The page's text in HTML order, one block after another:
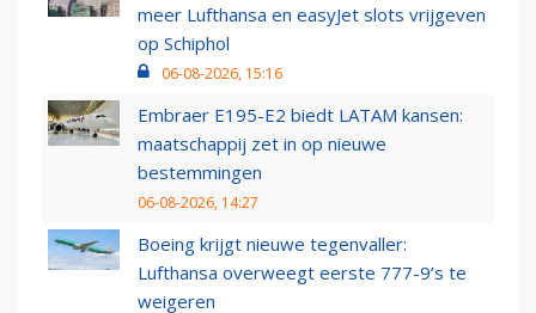
meer Lufthansa en easyJet slots vrijgeven
op Schiphol
06-08-2026, 15:16
Embraer E195-E2 biedt LATAM kansen:
maatschappij zet in op nieuwe
bestemmingen
06-08-2026, 14:27
Boeing krijgt nieuwe tegenvaller:
Lufthansa overweegt eerste 777-9’s te
weigeren